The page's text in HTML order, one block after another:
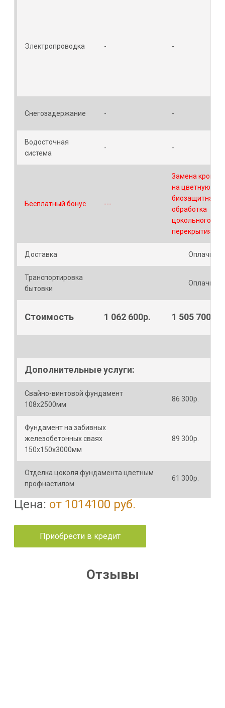
Электропроводка - -
Снегозадержание - -
Водосточная
система
- -
Бесплатный бонус ---
Замена кровли
на цветную или
биозащитная
обработка
цокольного
перекрытия
Доставка
Транспортировка
бытовки
Стоимость 1 062 600р. 1 505 700р.
Дополнительные услуги:
Свайно-винтовой фундамент
108х2500мм
86 300р.
Фундамент на забивных
железобетонных сваях
150х150х3000мм
89 300р.
Отделка цоколя фундамента цветным
профнастилом
61 300р.
Цена: от 1014100 руб.
Приобрести в кредит
Отзывы